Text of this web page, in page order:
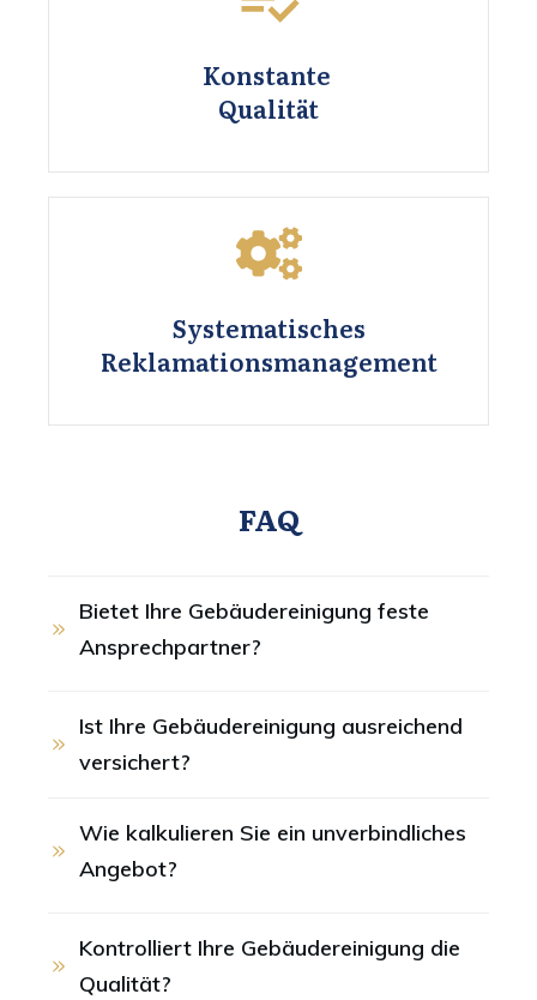
Konstante
Qualität
Systematisches
Reklamationsmanagement
FAQ
Bietet Ihre Gebäudereinigung feste
Ansprechpartner?
Ist Ihre Gebäudereinigung ausreichend
versichert?
Wie kalkulieren Sie ein unverbindliches
Angebot?
Kontrolliert Ihre Gebäudereinigung die
Qualität?